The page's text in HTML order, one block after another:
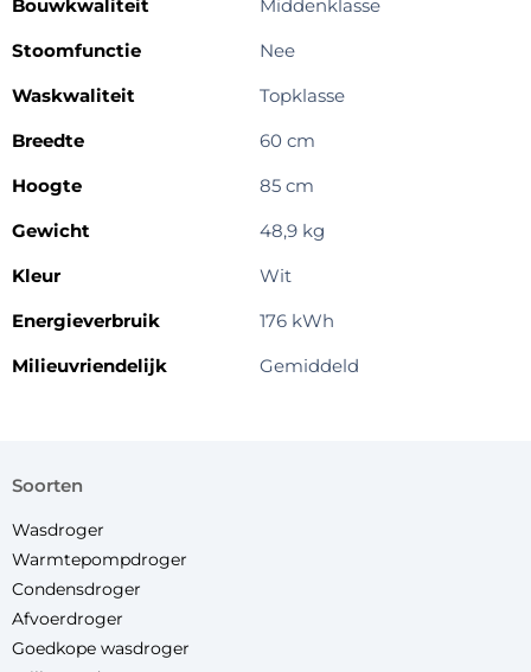
Bouwkwaliteit
Middenklasse
Stoomfunctie
Nee
Waskwaliteit
Topklasse
Breedte
60 cm
Hoogte
85 cm
Gewicht
48,9 kg
Kleur
Wit
Energieverbruik
176 kWh
Milieuvriendelijk
Gemiddeld
soorten
Wasdroger
Warmtepompdroger
Condensdroger
Afvoerdroger
Goedkope wasdroger